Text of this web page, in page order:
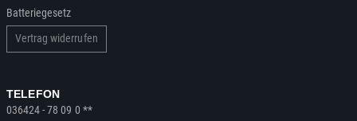
Batteriegesetz
Vertrag widerrufen
TELEFON
036424 - 78 09 0 **